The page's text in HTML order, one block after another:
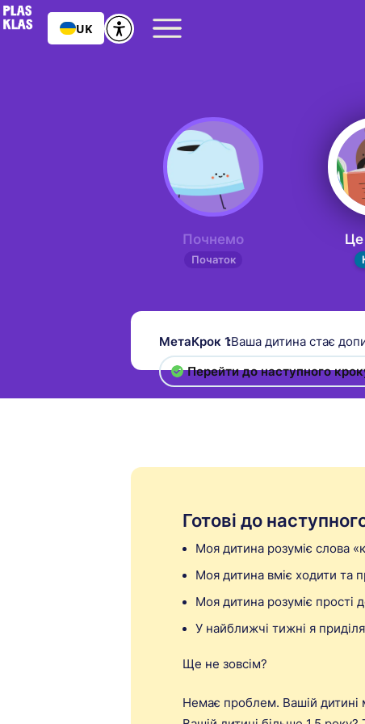
UK
Почнемо
Початок
Це
МетаКрок 1:Ваша дитина стає
Перейти до наступного
Готові до
Моя дитина розуміє слова
Моя дитина вміє ходити та
Моя дитина розуміє прості
У найближчі тижні я
Ще не зовсім?
Немає проблем. Вашій дитині